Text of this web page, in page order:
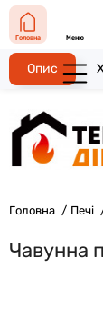
Головна Меню
Головна Печі
Чавунна
Опис